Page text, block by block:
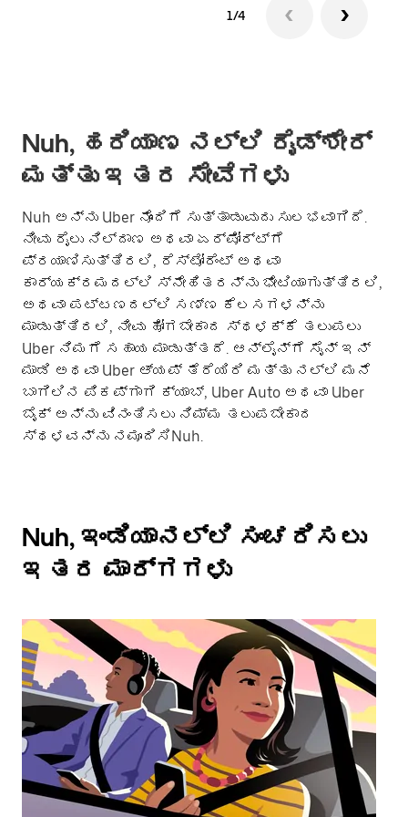
1/4
Nuh, ಹರಿಯಾಣ ನಲ್ಲಿ ರೈಡ್‌ಶೇರ್
ಮತ್ತು ಇತರ ಸೇವೆಗಳು
Nuh ಅನ್ನು Uber ನೊಂದಿಗೆ ಸುತ್ತಾಡುವುದು ಸುಲಭವಾಗಿದೆ.
ನೀವು ರೈಲು ನಿಲ್ದಾಣ ಅಥವಾ ಏರ್‌ಪೋರ್ಟ್‌ಗೆ
ಪ್ರಯಾಣಿಸುತ್ತಿರಲಿ, ರೆಸ್ಟೋರೆಂಟ್ ಅಥವಾ
ಕಾರ್ಯಕ್ರಮದಲ್ಲಿ ಸ್ನೇಹಿತರನ್ನು ಭೇಟಿಯಾಗುತ್ತಿರಲಿ,
ಅಥವಾ ಪಟ್ಟಣದಲ್ಲಿ ಸಣ್ಣ ಕೆಲಸಗಳನ್ನು
ಮಾಡುತ್ತಿರಲಿ, ನೀವು ಹೋಗಬೇಕಾದ ಸ್ಥಳಕ್ಕೆ ತಲುಪಲು
Uber ನಿಮಗೆ ಸಹಾಯ ಮಾಡುತ್ತದೆ. ಆನ್‌ಲೈನ್‌ಗೆ ಸೈನ್ ಇನ್
ಮಾಡಿ ಅಥವಾ Uber ಆ್ಯಪ್ ತೆರೆಯಿರಿ ಮತ್ತು ನಲ್ಲಿ ಮನೆ
ಬಾಗಿಲಿನ ಪಿಕಪ್‌ಗಾಗಿ ಕ್ಯಾಬ್, Uber Auto ಅಥವಾ Uber
ಬೈಕ್ ಅನ್ನು ವಿನಂತಿಸಲು ನಿಮ್ಮ ತಲುಪಬೇಕಾದ
ಸ್ಥಳವನ್ನು ನಮೂದಿಸಿNuh.
Nuh, ಇಂಡಿಯಾನಲ್ಲಿ ಸಂಚರಿಸಲು
ಇತರ ಮಾರ್ಗಗಳು